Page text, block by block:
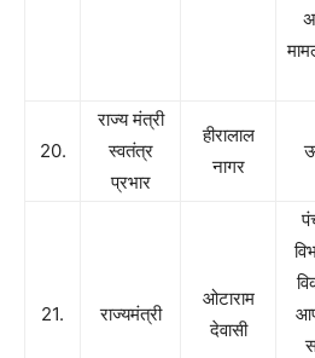
20.
राज्य मंत्री
स्वतंत्र
प्रभार
हीरालाल
नागर
21. राज्यमंत्री
ओटाराम
देवासी